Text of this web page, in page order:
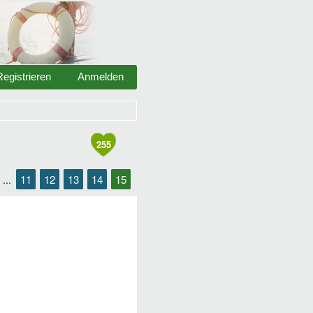
Anmelden
255
... 11 12 13 14 15